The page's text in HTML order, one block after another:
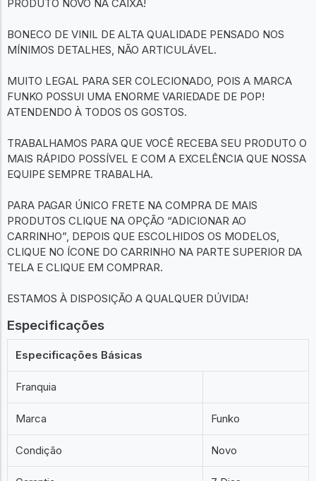
PRODUTO NOVO NA CAIXA!
BONECO DE VINIL DE ALTA QUALIDADE PENSADO NOS
MÍNIMOS DETALHES, NÃO ARTICULÁVEL.
MUITO LEGAL PARA SER COLECIONADO, POIS A MARCA
FUNKO POSSUI UMA ENORME VARIEDADE DE POP!
ATENDENDO À TODOS OS GOSTOS.
TRABALHAMOS PARA QUE VOCÊ RECEBA SEU PRODUTO O
MAIS RÁPIDO POSSÍVEL E COM A EXCELÊNCIA QUE NOSSA
EQUIPE SEMPRE TRABALHA.
PARA PAGAR ÚNICO FRETE NA COMPRA DE MAIS
PRODUTOS CLIQUE NA OPÇÃO “ADICIONAR AO
CARRINHO”, DEPOIS QUE ESCOLHIDOS OS MODELOS,
CLIQUE NO ÍCONE DO CARRINHO NA PARTE SUPERIOR DA
TELA E CLIQUE EM COMPRAR.
ESTAMOS À DISPOSIÇÃO A QUALQUER DÚVIDA!
Especificações
Especificações Básicas
Franquia
Marca Funko
Condição Novo